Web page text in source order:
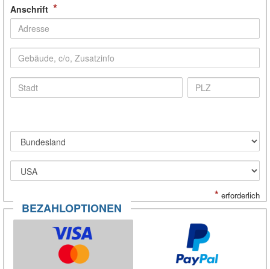
Anschrift *
* erforderlich
BEZAHLOPTIONEN